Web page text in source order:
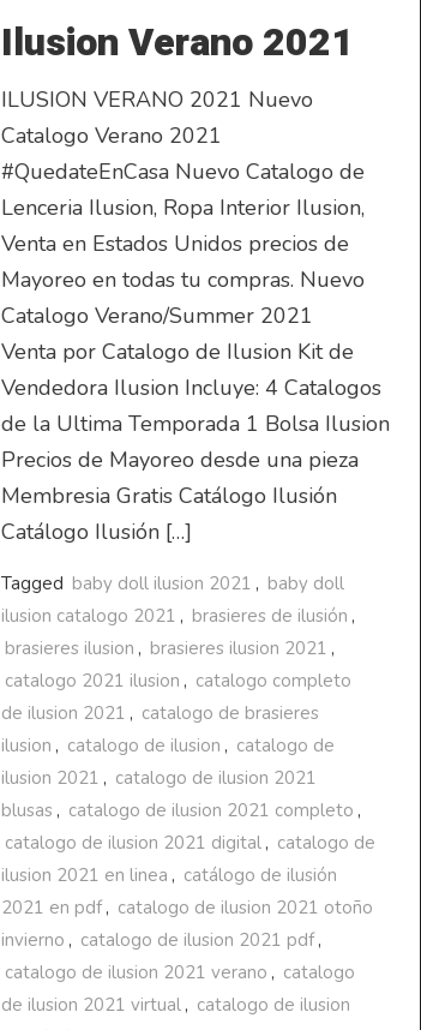
Ilusion Verano 2021
ILUSION VERANO 2021 Nuevo
Catalogo Verano 2021
#QuedateEnCasa Nuevo Catalogo de
Lenceria Ilusion, Ropa Interior Ilusion,
Venta en Estados Unidos precios de
Mayoreo en todas tu compras. Nuevo
Catalogo Verano/Summer 2021
Venta por Catalogo de Ilusion Kit de
Vendedora Ilusion Incluye: 4 Catalogos
de la Ultima Temporada 1 Bolsa Ilusion
Precios de Mayoreo desde una pieza
Membresia Gratis Catálogo Ilusión
Catálogo Ilusión […]
Tagged baby doll ilusion 2021 , baby doll
ilusion catalogo 2021 , brasieres de ilusión ,
brasieres ilusion , brasieres ilusion 2021 ,
catalogo 2021 ilusion , catalogo completo
de ilusion 2021 , catalogo de brasieres
ilusion , catalogo de ilusion , catalogo de
ilusion 2021 , catalogo de ilusion 2021
blusas , catalogo de ilusion 2021 completo ,
catalogo de ilusion 2021 digital , catalogo de
ilusion 2021 en linea , catálogo de ilusión
2021 en pdf, catalogo de ilusion 2021 otoño
invierno , catalogo de ilusion 2021 pdf,
catalogo de ilusion 2021 verano , catalogo
de ilusion 2021 virtual , catalogo de ilusion